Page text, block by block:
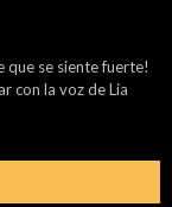
que se siente fuerte!
con la voz de Lia